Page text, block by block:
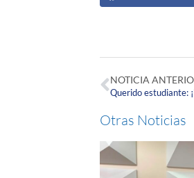
NOTICIA
Querido estudiante:
Otras Noticias